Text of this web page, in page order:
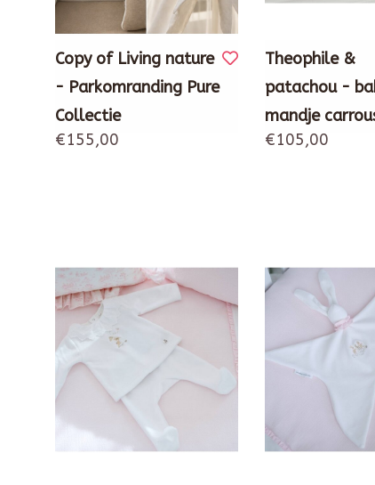
Copy of Living nature
- Parkomranding Pure
Collectie
€155,00
Theophile &
patachou -
mandje
€105,00